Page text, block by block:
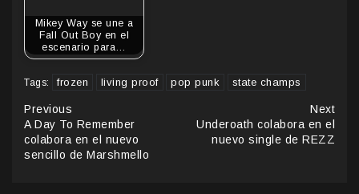
Mikey Way se une a
Fall Out Boy en el
escenario para…
Tags: frozen living proof pop punk state champs
Continue
Reading
Previous
A Day To Remember
colabora en el nuevo
sencillo de Marshmello
Next
Underoath colabora en el
nuevo single de REZZ